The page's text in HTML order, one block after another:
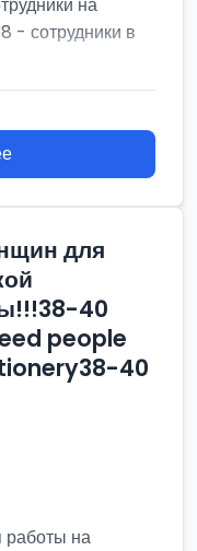
- сотрудники в
для
40
people
40
на